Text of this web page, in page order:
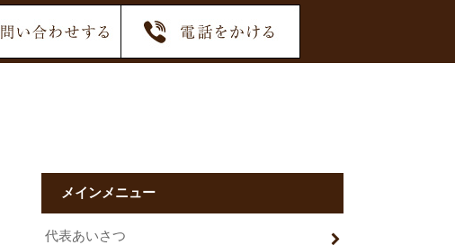
メインメニュー
代表あいさつ